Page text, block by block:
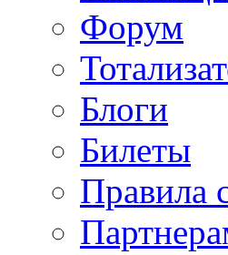
Форум
Блоги
Билеты
Правила